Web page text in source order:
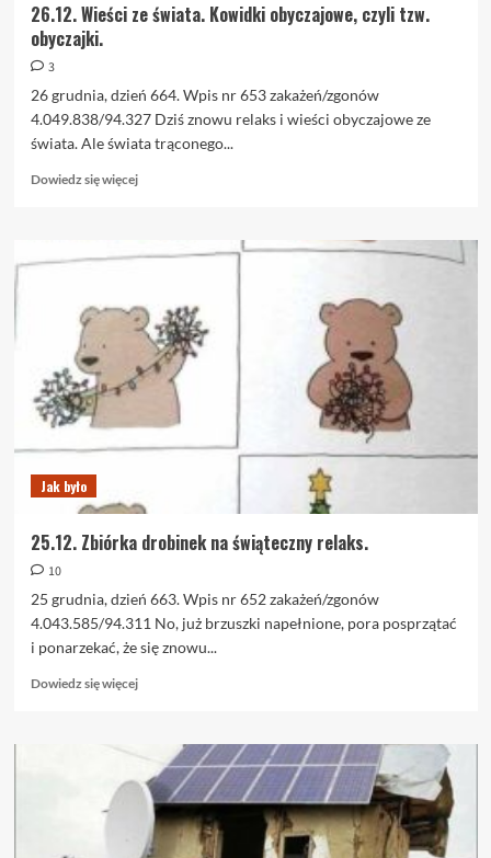
26.12. Wieści ze świata. Kowidki obyczajowe, czyli tzw.
obyczajki.
3
26 grudnia, dzień 664. Wpis nr 653 zakażeń/zgonów
4.049.838/94.327 Dziś znowu relaks i wieści obyczajowe ze
świata. Ale świata trąconego...
Dowiedz się więcejDowiedz
26.12.
świata.
Kowidki
obyczajowe,
czyli
obyczajki.
Jak było
25.12. Zbiórka drobinek na świąteczny relaks.
10
25 grudnia, dzień 663. Wpis nr 652 zakażeń/zgonów
4.043.585/94.311 No, już brzuszki napełnione, pora posprzątać
i ponarzekać, że się znowu...
Dowiedz się więcejDowiedz
25.12.
Zbiórka
drobinek
na
świąteczny